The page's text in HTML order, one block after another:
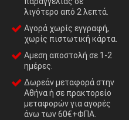
λιγότερο από 2 λεπτά.
Αγορά χωρίς εγγραφή,
χωρίς πιστωτική κάρτα.
Αμεση αποστολή σε 1-2
ημέρες.
Δωρεάν μεταφορά στην
Αθήνα ή σε πρακτορείο
μεταφορών για αγορές
άνω των 60€+ΦΠΑ.